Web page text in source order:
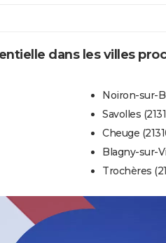
dans les villes
Noiron-sur-
Savolles
Cheuge
Blagny-sur-
Trochères